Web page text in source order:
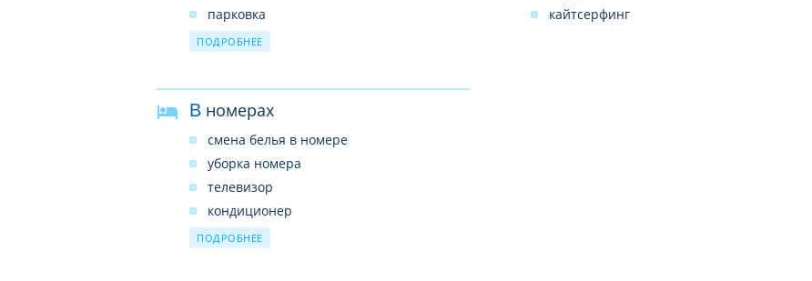
парковка
открытый бассейн
обмен валюты
ПОДРОБНЕЕ
кайтсерфинг
В номерах
смена белья в номере
уборка номера
телевизор
кондиционер
телефон
ПОДРОБНЕЕ